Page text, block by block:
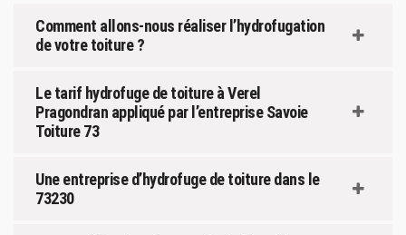
Comment allons-nous réaliser l’hydrofugation
de votre toiture ?
Le tarif hydrofuge de toiture à Verel
Pragondran appliqué par l’entreprise Savoie
Toiture 73
Une entreprise d’hydrofuge de toiture dans le
73230